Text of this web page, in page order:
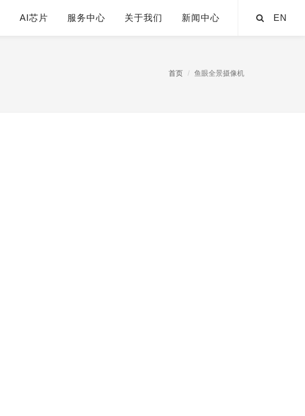
AI芯片 服务中心 关于我们 新闻中心 EN
首页 鱼眼全景摄像机